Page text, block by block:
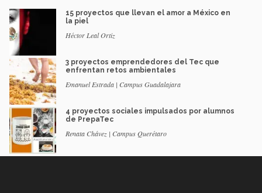
15 proyectos que llevan el amor a México en
la piel
Héctor Leal Ortiz
3 proyectos emprendedores del Tec que
enfrentan retos ambientales
Emanuel Estrada | Campus Guadalajara
4 proyectos sociales impulsados por alumnos
de PrepaTec
Renata Chávez | Campus Querétaro